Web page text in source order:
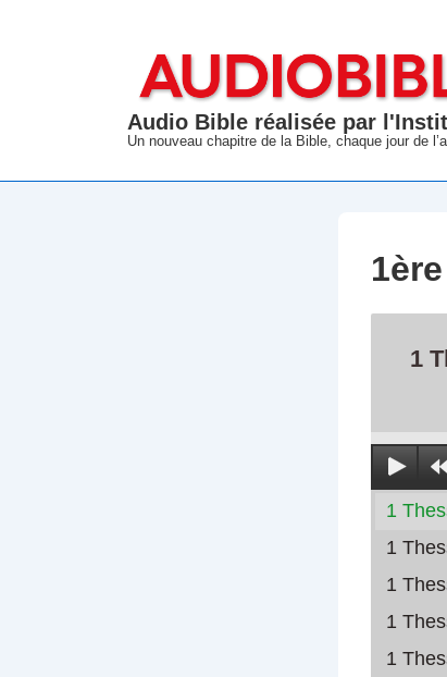
Audio Bible réalisée par
Un nouveau chapitre de la Bible, chaque jour de
1
1
1
1
1
1